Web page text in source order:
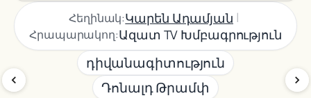
Հեղինակ:Կարեն Ադամյան |
Հրապարակող:Ազատ TV Խմբագրություն
դիվանագիտություն
Դոնալդ Թրամփ